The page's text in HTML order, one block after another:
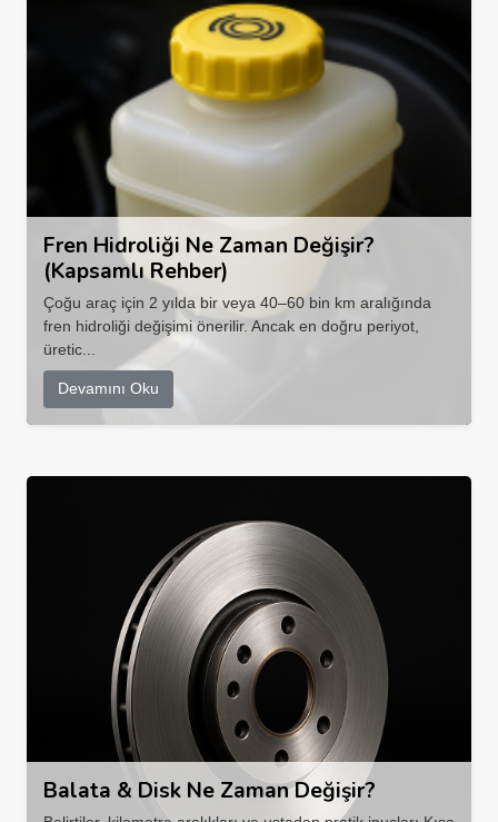
Fren Hidroliği Ne Zaman Değişir?
(Kapsamlı Rehber)
Çoğu araç için 2 yılda bir veya 40–60 bin km aralığında
fren hidroliği değişimi önerilir. Ancak en doğru periyot,
üretic...
Devamını Oku
Balata & Disk Ne Zaman Değişir?